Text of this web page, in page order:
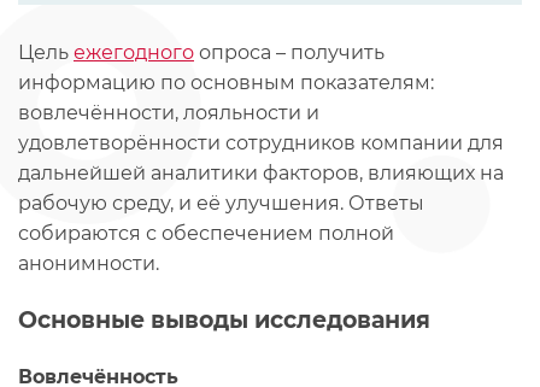
Цель ежегодного опроса – получить
информацию по основным показателям:
вовлечённости, лояльности и
удовлетворённости сотрудников компании для
дальнейшей аналитики факторов, влияющих на
рабочую среду, и её улучшения. Ответы
собираются с обеспечением полной
анонимности.
Основные выводы исследования
Вовлечённость